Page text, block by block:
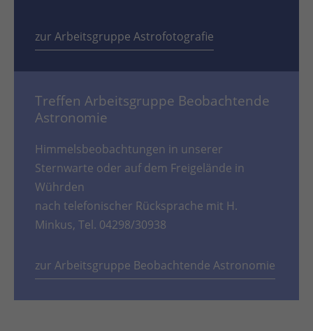
zur Arbeitsgruppe Astrofotografie
Treffen Arbeitsgruppe Beobachtende
Astronomie
Himmelsbeobachtungen in unserer
Sternwarte oder auf dem Freigelände in
Wührden
nach telefonischer Rücksprache mit H.
Minkus, Tel. 04298/30938
zur Arbeitsgruppe Beobachtende Astronomie